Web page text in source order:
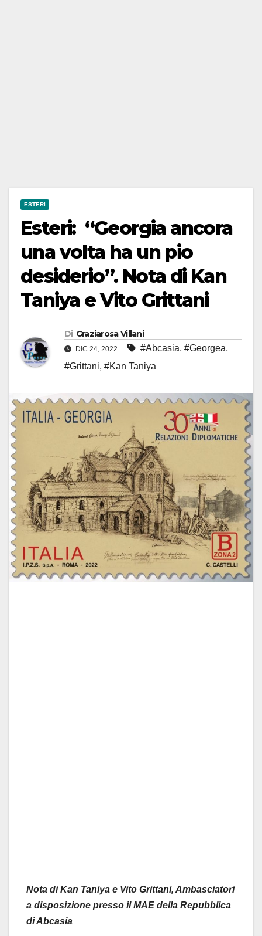
ESTERI
Esteri: “Georgia ancora
una volta ha un pio
desiderio”. Nota di Kan
Taniya e Vito Grittani
Di Graziarosa Villani
DIC 24, 2022 #Abcasia, #Georgea,
#Grittani, #Kan Taniya
Nota di Kan Taniya e Vito Grittani, Ambasciatori
a disposizione presso il MAE della Repubblica
di Abcasia